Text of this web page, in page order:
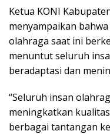
Ketua KONI
menyampaikan
olahraga saat ini
menuntut seluruh
beradaptasi dan
“Seluruh insan
meningkatkan
berbagai tantangan